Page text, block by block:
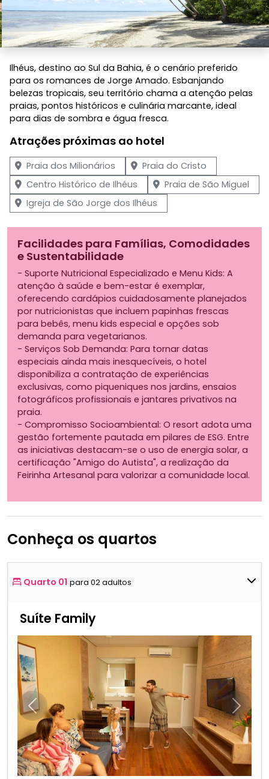
Ilhéus, destino ao Sul da Bahia, é o cenário preferido
para os romances de Jorge Amado. Esbanjando
belezas tropicais, seu território chama a atenção pelas
praias, pontos históricos e culinária marcante, ideal
para dias de sombra e água fresca.
Atrações próximas ao hotel
Praia dos Milionários
Praia do Cristo
Centro Histórico de Ilhéus
Praia de São Miguel
Igreja de São Jorge dos Ilhéus
Facilidades para Famílias, Comodidades
e Sustentabilidade
- Suporte Nutricional Especializado e Menu Kids: A
atenção à saúde e bem-estar é exemplar,
oferecendo cardápios cuidadosamente planejados
por nutricionistas que incluem papinhas frescas
para bebês, menu kids especial e opções sob
demanda para vegetarianos.
- Serviços Sob Demanda: Para tornar datas
especiais ainda mais inesquecíveis, o hotel
disponibiliza a contratação de experiências
exclusivas, como piqueniques nos jardins, ensaios
fotográficos profissionais e jantares privativos na
praia.
- Compromisso Socioambiental: O resort adota uma
gestão fortemente pautada em pilares de ESG. Entre
as iniciativas destacam-se o uso de energia solar, a
certificação "Amigo do Autista", a realização da
Feirinha Artesanal para valorizar a comunidade local.
Conheça os quartos
Quarto 01 para 02 adultos
Suíte Family
Anterior